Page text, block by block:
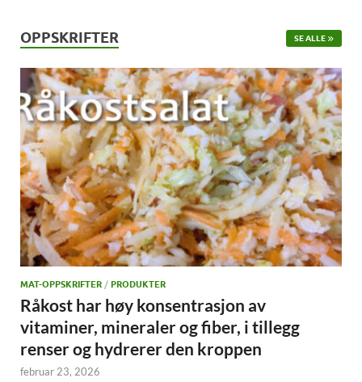
OPPSKRIFTER SE ALLE
MAT-OPPSKRIFTER / PRODUKTER
Råkost har høy konsentrasjon av
vitaminer, mineraler og fiber, i tillegg
renser og hydrerer den kroppen
februar 23, 2026